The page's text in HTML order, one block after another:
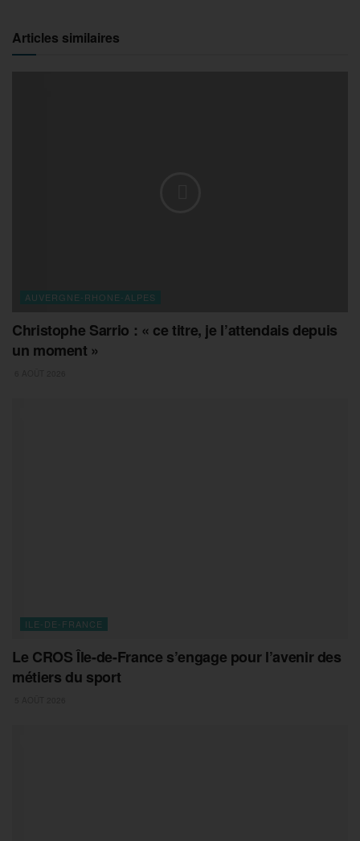
Articles similaires
AUVERGNE-RHONE-ALPES
Christophe Sarrio : « ce titre, je l’attendais depuis
un moment »
ILE-DE-FRANCE
Le CROS Île-de-France s’engage pour l’avenir des
métiers du sport